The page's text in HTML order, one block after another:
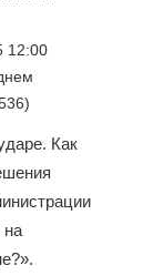
12:00
Как
на